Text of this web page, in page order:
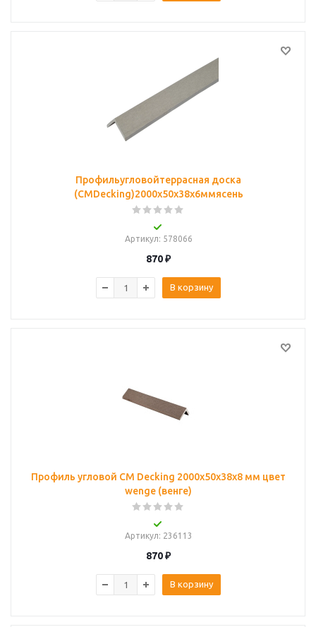
Профильугловойтеррасная доска
(CMDecking)2000х50х38х6ммясень
Артикул: 578066
870₽
В корзину
Профиль угловой CM Decking 2000х50х38х8 мм цвет
wenge (венге)
Артикул: 236113
870₽
В корзину